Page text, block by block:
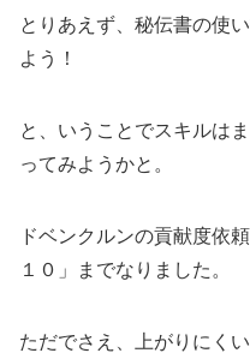
とりあえず、秘伝書の使
よう！
と、いうことでスキルは
ってみようかと。
ドベンクルンの貢献度依
１０」までなりました。
ただでさえ、上がりにく